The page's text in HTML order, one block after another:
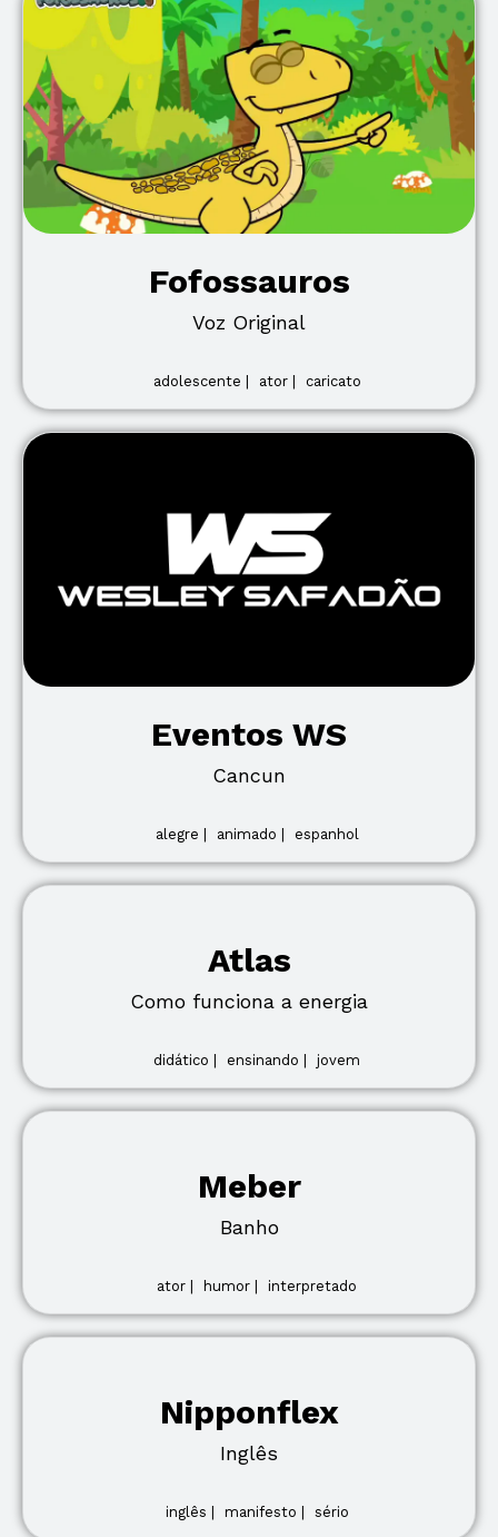
Fofossauros
Voz Original
adolescente | ator | caricato
Eventos WS
Cancun
alegre | animado | espanhol
Atlas
Como funciona a energia
didático | ensinando | jovem
Meber
Banho
ator | humor | interpretado
Nipponflex
Inglês
inglês | manifesto | sério